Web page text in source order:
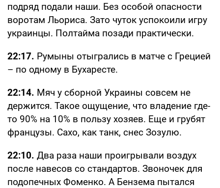
подряд подали наши. Без особой опасности
воротам Льориса. Зато чуток успокоили игру
украинцы. Полтайма позади практически.
22:17. Румыны отыгрались в матче с Грецией
– по одному в Бухаресте.
22:14. Мяч у сборной Украины совсем не
держится. Такое ощущение, что владение где-
то 90% на 10% в пользу хозяев. Еще и грубят
французы. Сахо, как танк, снес Зозулю.
22:10. Два раза наши проигрывали воздух
после навесов со стандартов. Звоночек для
подопечных Фоменко. А Бензема пытался